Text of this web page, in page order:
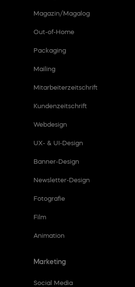
Magazin/Magalog
Out-of-Home
Packaging
Mailing
Mitarbeiterzeitschrift
Kundenzeitschrift
Webdesign
UX- & UI-Design
Banner-Design
Newsletter-Design
Fotografie
Film
Animation
Marketing
Social Media